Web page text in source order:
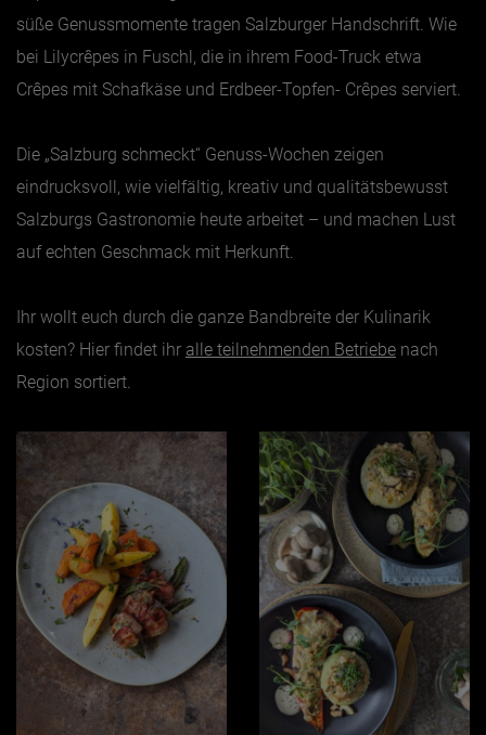
süße Genussmomente tragen Salzburger Handschrift. Wie
bei Lilycrêpes in Fuschl, die in ihrem Food-Truck etwa
Crêpes mit Schafkäse und Erdbeer-Topfen- Crêpes serviert.
Die „Salzburg schmeckt“ Genuss-Wochen zeigen
eindrucksvoll, wie vielfältig, kreativ und qualitätsbewusst
Salzburgs Gastronomie heute arbeitet – und machen Lust
auf echten Geschmack mit Herkunft.
Ihr wollt euch durch die ganze Bandbreite der Kulinarik
kosten? Hier findet ihr alle teilnehmenden Betriebe nach
Region sortiert.